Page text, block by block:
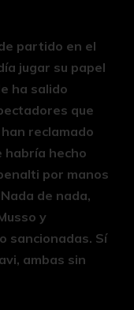
partido en el
jugar su papel
ha salido
que
reclamado
habría hecho
por manos
de nada,
y
sancionadas. Sí
ambas sin